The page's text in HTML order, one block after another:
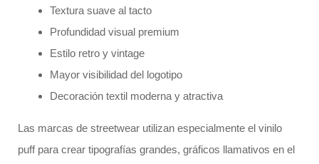
Textura suave al tacto
Profundidad visual premium
Estilo retro y vintage
Mayor visibilidad del logotipo
Decoración textil moderna y atractiva
Las marcas de streetwear utilizan especialmente el vinilo
puff para crear tipografías grandes, gráficos llamativos en el